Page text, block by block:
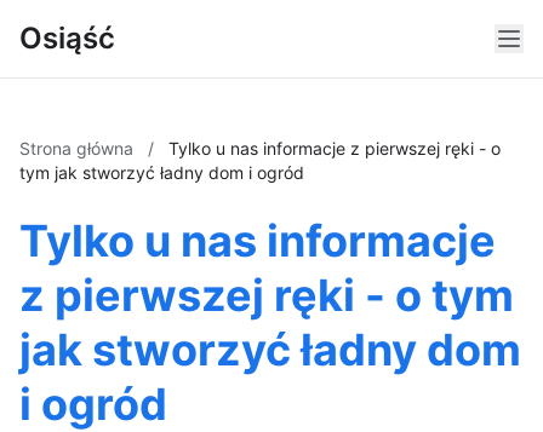
Osiąść
Strona główna /
Tylko u nas informacje z pierwszej ręki - o
tym jak stworzyć ładny dom i ogród
Tylko u nas informacje
z pierwszej ręki - o tym
jak stworzyć ładny dom
i ogród